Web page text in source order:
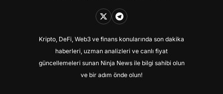
Kripto, DeFi, Web3 ve finans konularında son dakika
haberleri, uzman analizleri ve canlı fiyat
güncellemeleri sunan Ninja News ile bilgi sahibi olun
ve bir adım önde olun!